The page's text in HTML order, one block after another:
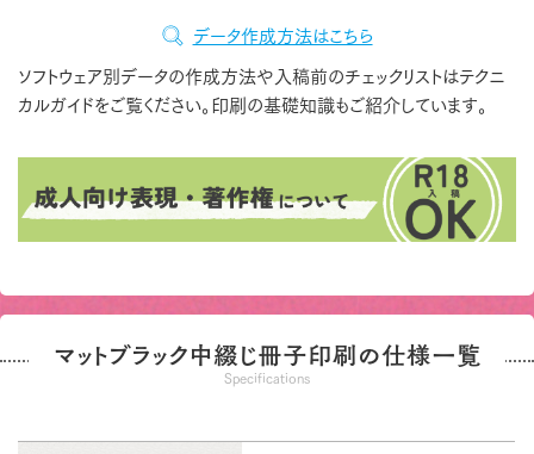
データ作成方法はこちら
ソフトウェア別データの作成方法や入稿前のチェックリストはテクニ
カルガイドをご覧ください。印刷の基礎知識もご紹介しています。
マットブラック中綴じ冊子印刷の仕様一覧
Specifications